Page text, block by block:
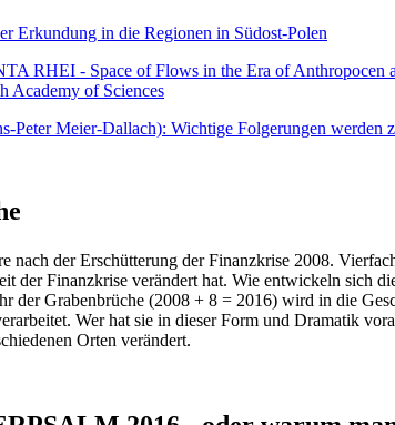
Erkundung in die Regionen in Südost-Polen
RHEI - Space of Flows in the Era of
Academy of Sciences
Peter Meier-Dallach): Wichtige Folgerungen werden
nach der Erschütterung der Finanzkrise 2008.
der Finanzkrise verändert hat. Wie entwickeln sich
der Grabenbrüche (2008 + 8 = 2016) wird in die
Wer hat sie in dieser Form und Dramatik
Orten verändert.